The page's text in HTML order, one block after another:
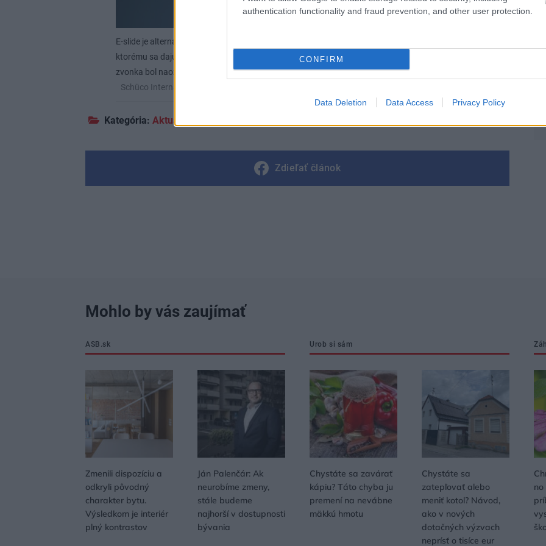
authentication functionality and fraud prevention, and other user protection.
CONFIRM
Data Deletion Data Access Privacy Policy
E-slide je alternatívne mechatronické kovanie na posuvné systémy značky Schüco, vďaka
ktorému sa dajú aj rozmerné a ťažké sklenené dvere ovládať ľahko a pohodlne. Aby prístup
zvonka bol naozaj bezpečný, možno ho vybaviť čítačkou odtlačkov prstov či kódovaním.
Schüco International KG
Kategória: Aktuality
Zdieľať článok
Môj dom Špeciál 02/2026
Mohlo by vás zaujímať
ASB.sk
Zmenili dispozíciu a
odkryli pôvodný
charakter bytu.
Výsledkom je interiér
plný kontrastov
Ján Palenčár: Ak
neurobíme zmeny,
stále budeme
najhorší v dostupnosti
bývania
Urob si sám
Chystáte sa zavárať
kápiu? Táto chyba ju
premení na nevábne
mäkkú hmotu
Chystáte sa
zatepľovať alebo
meniť kotol? Návod,
ako v nových
dotačných výzvach
neprísť o tisíce eur
no